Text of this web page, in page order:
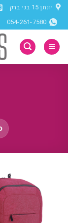
Skip
content
יונתן 15 בני ברק
054-261-7580